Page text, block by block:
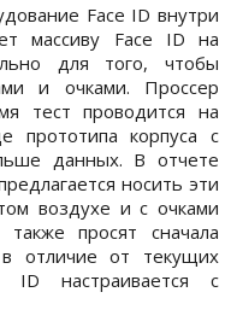
Face ID внутри
массиву Face ID на
для того, чтобы
и очками. Проссер
тест проводится на
прототипа корпуса с
данных. В отчете
носить эти
воздухе и с очками
просят сначала
отличие от текущих
ID настраивается с